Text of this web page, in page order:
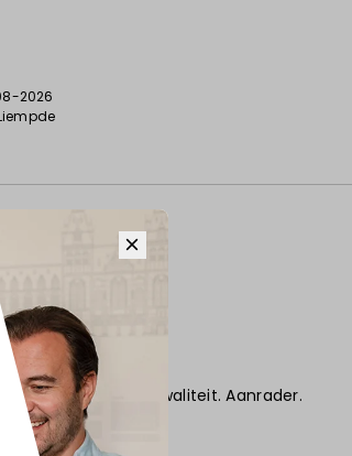
2026
geleverd. Puike kwaliteit. Aanrader.